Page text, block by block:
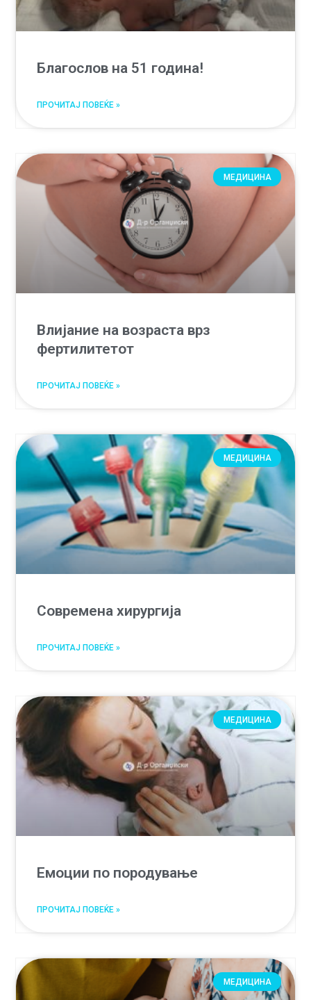
Благослов на 51 година!
ПРОЧИТАЈ ПОВЕЌЕ »
МЕДИЦИНА
Влијание на возраста врз
фертилитетот
ПРОЧИТАЈ ПОВЕЌЕ »
МЕДИЦИНА
Современа хирургија
ПРОЧИТАЈ ПОВЕЌЕ »
МЕДИЦИНА
Емоции по породување
ПРОЧИТАЈ ПОВЕЌЕ »
МЕДИЦИНА